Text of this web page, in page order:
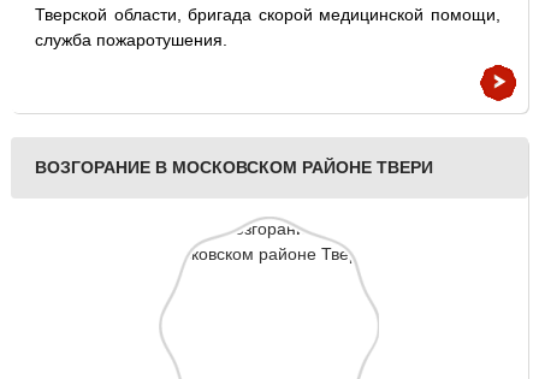
Тверской области, бригада скорой медицинской помощи,
служба пожаротушения.
ВОЗГОРАНИЕ В МОСКОВСКОМ РАЙОНЕ ТВЕРИ